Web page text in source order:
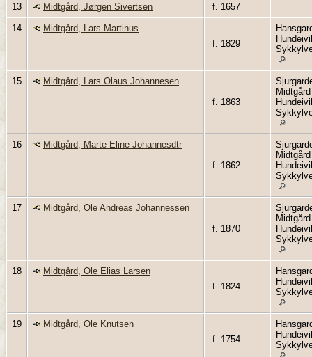
13 Midtgård, Jørgen Sivertsen f. 1657
14
Midtgård, Lars Martinus
f. 1829
15
Midtgård, Lars Olaus Johannesen
f. 1863
Midtgård
16
Midtgård, Marte Eline Johannesdtr
f. 1862
Midtgård
17
Midtgård, Ole Andreas Johannessen
f. 1870
Midtgård
18
Midtgård, Ole Elias Larsen
f. 1824
19
Midtgård, Ole Knutsen
f. 1754